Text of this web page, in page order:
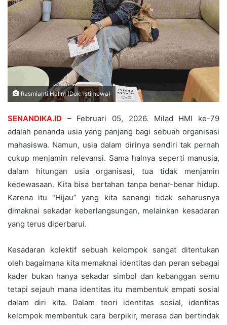
Rasmianti Halim (Dok: Istimewa)
SENANDIKA.ID – Februari 05, 2026. Milad HMI ke-79
adalah penanda usia yang panjang bagi sebuah organisasi
mahasiswa. Namun, usia dalam dirinya sendiri tak pernah
cukup menjamin relevansi. Sama halnya seperti manusia,
dalam hitungan usia organisasi, tua tidak menjamin
kedewasaan. Kita bisa bertahan tanpa benar-benar hidup.
Karena itu “Hijau” yang kita senangi tidak seharusnya
dimaknai sekadar keberlangsungan, melainkan kesadaran
yang terus diperbarui.
Kesadaran kolektif sebuah kelompok sangat ditentukan
oleh bagaimana kita memaknai identitas dan peran sebagai
kader bukan hanya sekadar simbol dan kebanggan semu
tetapi sejauh mana identitas itu membentuk empati sosial
dalam diri kita. Dalam teori identitas sosial, identitas
kelompok membentuk cara berpikir, merasa dan bertindak